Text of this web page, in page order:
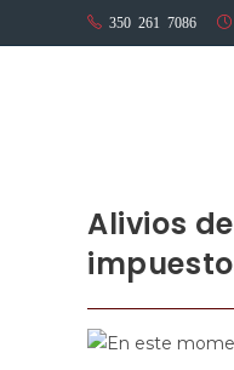
350 261 7086
Alivios